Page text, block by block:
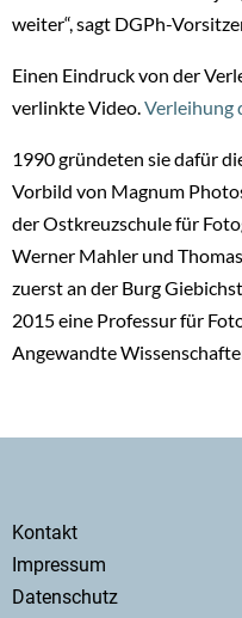
weiter“, sagt DGPh-
Einen Eindruck von der
verlinkte Video.Verleihung
1990 gründeten sie dafür
Vorbild von Magnum
der Ostkreuzschule für
Werner Mahler und
zuerst an der Burg
2015 eine Professur für
Angewandte
Secondary
menu
Kontakt
Impressum
Datenschutz